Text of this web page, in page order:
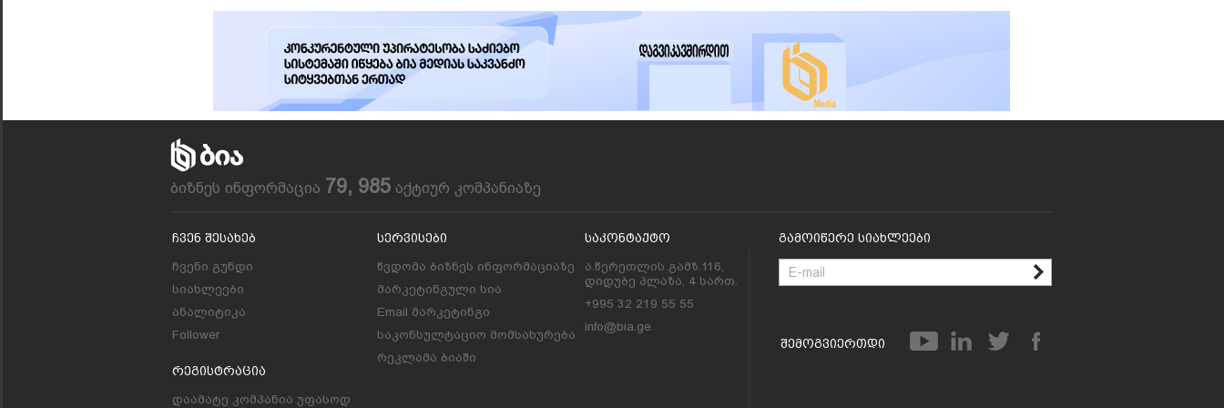
ბიზნეს ინფორმაცია 79, 985 აქტიურ კომპანიაზე
Ჩვენ Შესახებ
ჩვენი გუნდი
სიახლეები
ანალიტიკა
Follower
Რეგისტრაცია
დაამატე კომპანია უფასოდ
Სერვისები
წვდომა ბიზნეს ინფორმაციაზე
მარკეტინგული სია
Email მარკეტინგი
საკონსულტაციო მომსახურება
რეკლამა ბიაში
Საკონტაქტო
ა.წერეთლის გამზ.116,
დიდუბე პლაზა, 4 სართ.
+995 32 219 55 55
info@bia.ge
Გამოიწერე Სიახლეები
Შემოგვიერთდი